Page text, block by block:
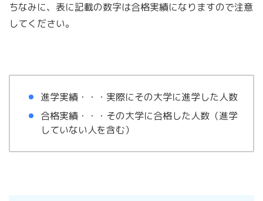
ちなみに、表に記載の数字は合格実績になりますので注意
してください。
進学実績・・・実際にその大学に進学した人数
合格実績・・・その大学に合格した人数（進学
していない人を含む）